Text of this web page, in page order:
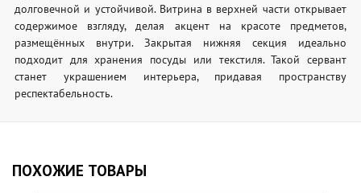
долговечной и устойчивой. Витрина в верхней части открывает
содержимое взгляду, делая акцент на красоте предметов,
размещённых внутри. Закрытая нижняя секция идеально
подходит для хранения посуды или текстиля. Такой сервант
станет украшением интерьера, придавая пространству
респектабельность.
ПОХОЖИЕ ТОВАРЫ